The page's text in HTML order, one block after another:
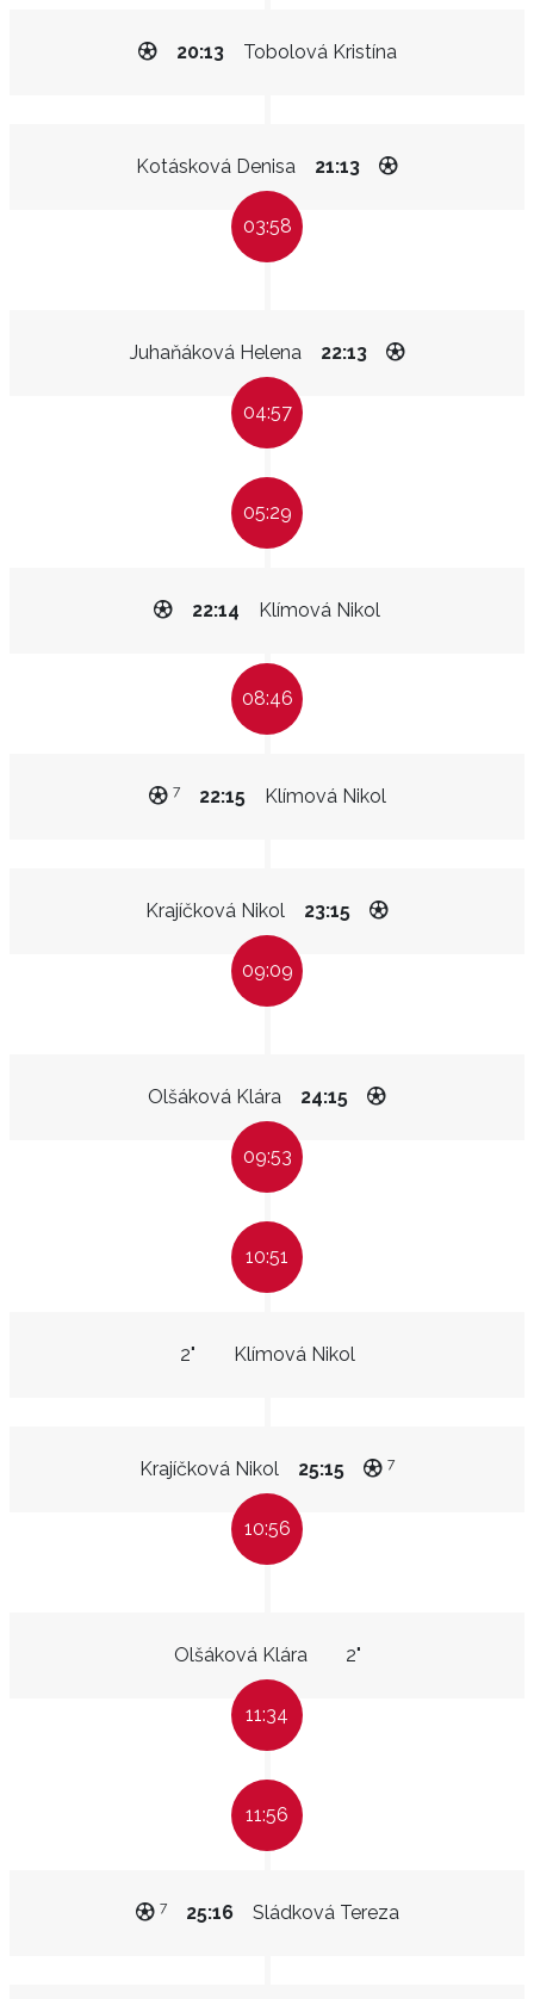
Tobolová Kristína
20:13
Kotásková Denisa 21:13
03:58
Juhaňáková Helena 22:13
04:57
05:29
Klímová Nikol
22:14
08:46
Klímová Nikol
22:15
7
Krajíčková Nikol 23:15
09:09
Olšáková Klára 24:15
09:53
10:51
Klímová Nikol
2"
Krajíčková Nikol 25:15 7
10:56
Olšáková Klára 2"
11:34
11:56
Sládková Tereza
25:16
7